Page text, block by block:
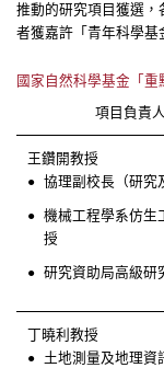
推動的研究項目獲選，
者獲嘉許「⻘年科學基
國家自然科學基金「重
項目負責人
王鑽開教授
協理副校長（研究
機械工程學系仿生
授
研究資助局高級研
丁曉利教授
土地測量及地理資